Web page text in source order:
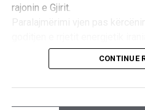
rajonin e Gjirit.
ta përdorë rrezikun e një
globale si mjet trysnie për të
CONTINUE